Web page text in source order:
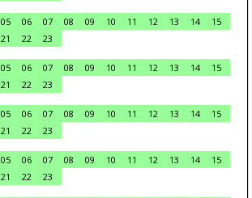
05 06 07 08 09 10 11 12 13 14
15
21 22
23
05 06 07 08 09 10 11 12 13 14
15
21 22
23
05 06 07 08 09 10 11 12 13 14
15
21 22
23
05 06 07 08 09 10 11 12 13 14
15
21 22
23